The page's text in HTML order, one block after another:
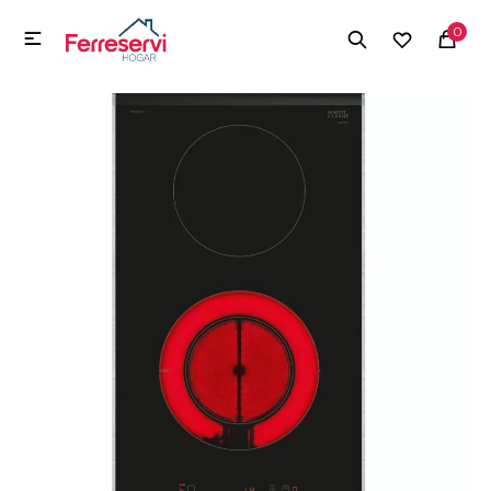
0

MI CUENTA
Herramientas y Construcción Electrodomésticos
Herramientas y Construcción